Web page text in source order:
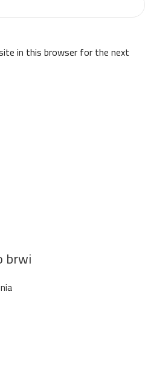
in this browser for the next
brwi